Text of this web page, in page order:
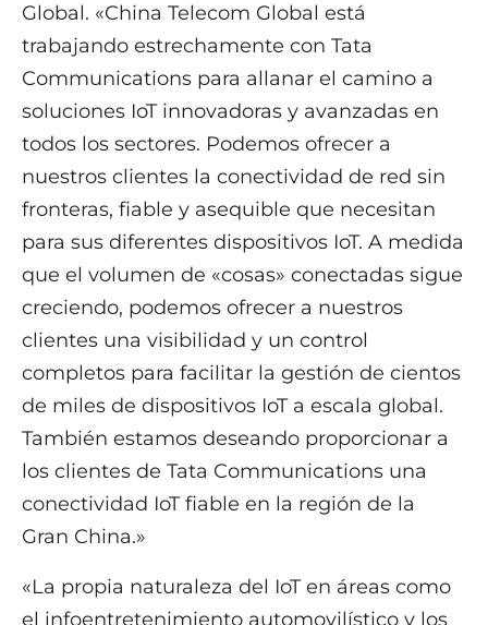
Global. «China Telecom Global está
trabajando estrechamente con Tata
Communications para allanar el camino a
soluciones IoT innovadoras y avanzadas en
todos los sectores. Podemos ofrecer a
nuestros clientes la conectividad de red sin
fronteras, fiable y asequible que necesitan
para sus diferentes dispositivos IoT. A medida
que el volumen de «cosas» conectadas sigue
creciendo, podemos ofrecer a nuestros
clientes una visibilidad y un control
completos para facilitar la gestión de cientos
de miles de dispositivos IoT a escala global.
También estamos deseando proporcionar a
los clientes de Tata Communications una
conectividad IoT fiable en la región de la
Gran China.»
«La propia naturaleza del IoT en áreas como
el infoentretenimiento automovilístico y los